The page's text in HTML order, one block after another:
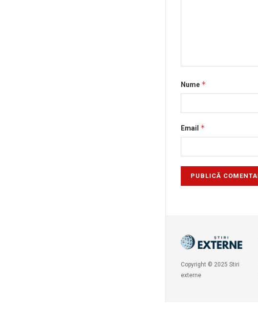
Nume *
Email *
Copyright © 2025 Stiri
externe